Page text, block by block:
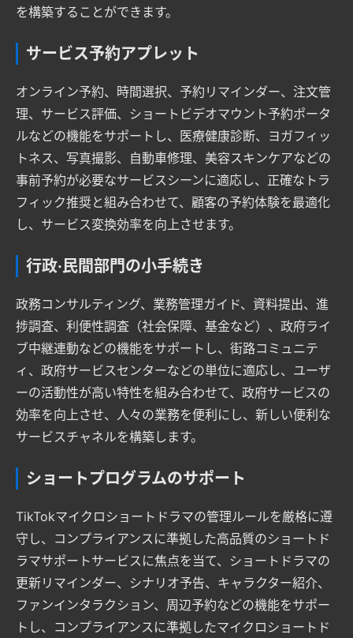
を構築することができます。
サービス予約アプレット
オンライン予約、時間選択、予約リマインダー、注文管
理、サービス評価、ショートビデオマウント予約ポータ
ルなどの機能をサポートし、医療健康診断、ヨガフィッ
トネス、写真撮影、自動車修理、美容スキンケアなどの
事前予約が必要なサービスシーンに適応し、正確なトラ
フィック推奨と組み合わせて、顧客の予約体験を最適化
し、サービス変換効率を向上させます。
行政·民間部門の小手続き
政務コンサルティング、業務管理ガイド、資料提出、進
捗調査、利便性調査（社会保障、基金など）、政府ライ
ブ中継連動などの機能をサポートし、街路コミュニテ
ィ、政府サービスセンターなどの単位に適応し、ユーザ
ーの活動性が高い特性を組み合わせて、政府サービスの
効率を向上させ、人々の業務を便利にし、新しい便利な
サービスチャネルを構築します。
ショートプログラムのサポート
TikTokマイクロショートドラマの管理ルールを厳格に遵
守し、コンプライアンスに準拠した高品質のショートド
ラマサポートサービスに焦点を当て、ショートドラマの
更新リマインダー、シナリオ予告、キャラクター紹介、
ファンインタラクション、周辺予約などの機能をサポー
トし、コンプライアンスに準拠したマイクロショートド